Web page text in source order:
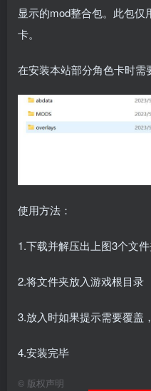
显示的mod整合包。此包
卡。
在安装本站部分角色卡时需
使用方法：
1.下载并解压出上图3个文
2.将文件夹放入游戏根目录
3.放入时如果提示需要覆盖
4.安装完毕
© 版权声明